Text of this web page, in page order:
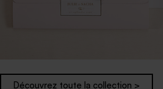
Découvrez toute la collection >